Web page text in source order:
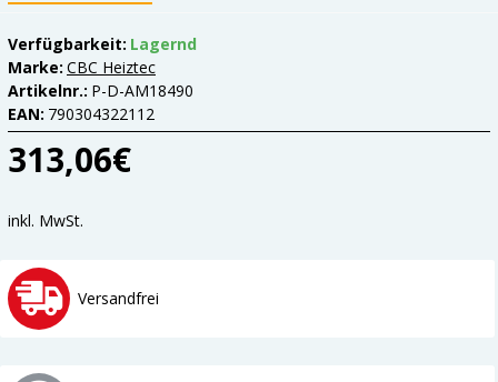
313,06€
Verfügbarkeit: Lagernd
Marke: CBC Heiztec
Artikelnr.: P-D-AM18490
EAN: 790304322112
inkl. MwSt.
Versandfrei